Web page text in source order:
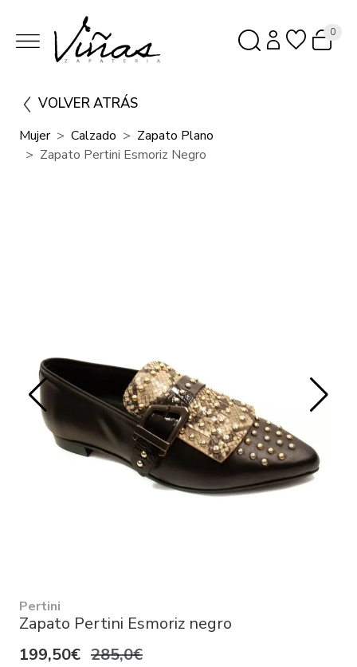
0
VOLVER ATRÁS
Mujer Calzado
Zapato Plano
Zapato Pertini Esmoriz Negro
Pertini
Zapato Pertini Esmoriz negro
199,50€ 285,0€